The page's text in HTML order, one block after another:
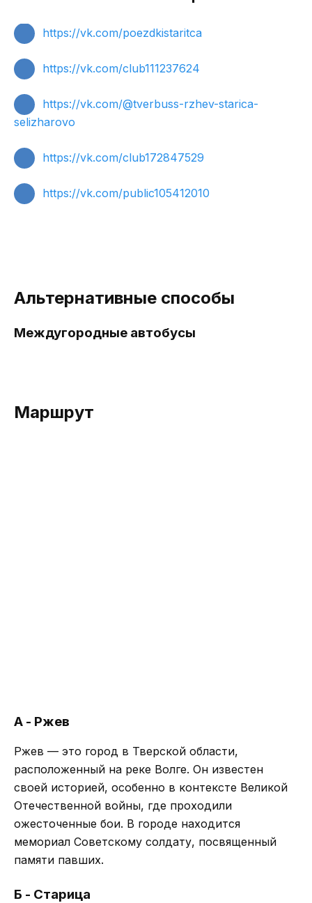
https://vk.com/poezdkistaritca
https://vk.com/club111237624
https://vk.com/@tverbuss-rzhev-starica-
selizharovo
https://vk.com/club172847529
https://vk.com/public105412010
Альтернативные способы
Междугородные автобусы
Маршрут
А - Ржев
Ржев — это город в Тверской области,
расположенный на реке Волге. Он известен
своей историей, особенно в контексте Великой
Отечественной войны, где проходили
ожесточенные бои. В городе находится
мемориал Советскому солдату, посвященный
памяти павших.
Б - Старица